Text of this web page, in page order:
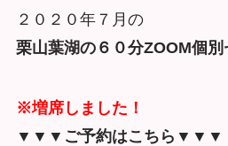
２０２０年７月の
栗山葉湖の６０分ZOOM個
※増席しました！
▼▼▼ご予約はこちら▼▼▼